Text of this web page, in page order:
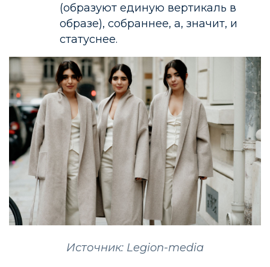
(образуют единую вертикаль в
образе), собраннее, а, значит, и
статуснее.
Источник: Legion-media